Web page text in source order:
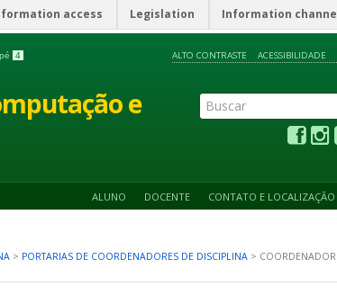
access Legislation Information
4 ALTO CONTRASTE ACESSIBILIDADE
e
ALUNO DOCENTE CONTATO E LOCALIZAÇÃO
> PORTARIAS DE COORDENADORES DE DISCIPLINA >